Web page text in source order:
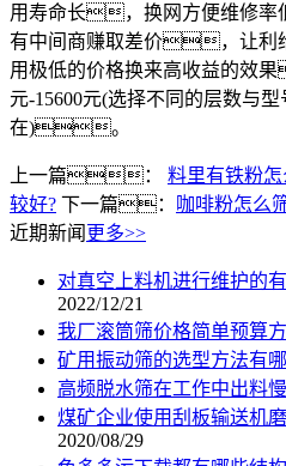
用寿命长，换网方便维修
有中间商赚取差价，让利
用极低的价格换来高收益的效
元-15600元(选择不同的层数与
在)。
上一篇： 料里有铁粉
较好? 下一篇：
咖啡粉怎么
近期新闻 更多>>
对真空上料机进行维护的
2022/12/21
我厂滚筒筛价格简单预算
矿用振动筛的选型方法有
高频脱水筛在工作中出料
煤矿企业使用刮板输送机
2020/08/29